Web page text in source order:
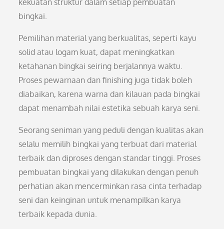
kekuatan struktur dalam setiap pembuatan
bingkai.
Pemilihan material yang berkualitas, seperti kayu
solid atau logam kuat, dapat meningkatkan
ketahanan bingkai seiring berjalannya waktu.
Proses pewarnaan dan finishing juga tidak boleh
diabaikan, karena warna dan kilauan pada bingkai
dapat menambah nilai estetika sebuah karya seni.
Seorang seniman yang peduli dengan kualitas akan
selalu memilih bingkai yang terbuat dari material
terbaik dan diproses dengan standar tinggi. Proses
pembuatan bingkai yang dilakukan dengan penuh
perhatian akan mencerminkan rasa cinta terhadap
seni dan keinginan untuk menampilkan karya
terbaik kepada dunia.